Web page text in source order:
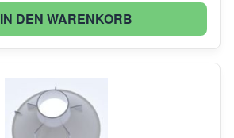
IN DEN WARENKORB